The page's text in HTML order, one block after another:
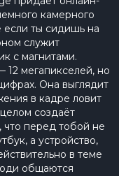
камерного
если ты сидишь на
служит
с магнитами.
12 мегапикселей, но
Она выглядит
в кадре ловит
создаёт
перед тобой не
а устройство,
в теме
общаются